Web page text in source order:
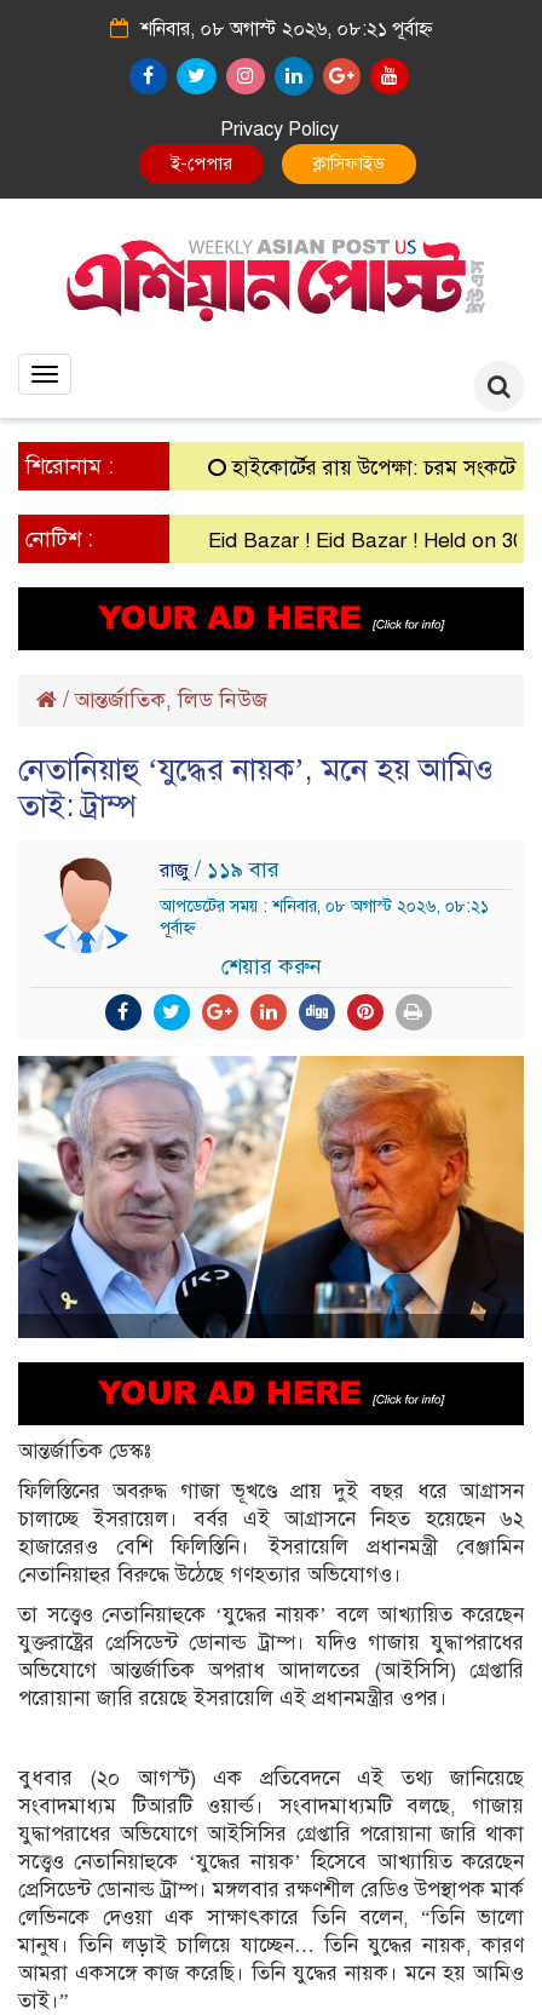
শনিবার, ০৮ অগাস্ট ২০২৬, ০৮:২১ পূর্বাহ্ন
Privacy Policy
E-Paper Classified
Toggle
শিরোনাম : হাইকোর্টের রায় উপেক্ষা: চরম সংকটে গ্রামীণ
নোটিশ : Eid Bazar ! Eid Bazar ! Held on 30th
/আন্তর্জাতিক,লিড নিউজ
নেতানিয়াহু ‘যুদ্ধের নায়ক’, মনে হয় আমিও
তাই: ট্রাম্প
রাজু / ১১৯ বার
আপডেটের সময় : শনিবার, ০৮ অগাস্ট ২০২৬, ০৮:২১
পূর্বাহ্ন
শেয়ার করুন
আন্তর্জাতিক ডেস্কঃ
ফিলিস্তিনের অবরুদ্ধ গাজা ভূখণ্ডে প্রায় দুই বছর ধরে আগ্রাসন
চালাচ্ছে ইসরায়েল। বর্বর এই আগ্রাসনে নিহত হয়েছেন ৬২
হাজারেরও বেশি ফিলিস্তিনি। ইসরায়েলি প্রধানমন্ত্রী বেঞ্জামিন
নেতানিয়াহুর বিরুদ্ধে উঠেছে গণহত্যার অভিযোগও।
তা সত্ত্বেও নেতানিয়াহুকে ‘যুদ্ধের নায়ক’ বলে আখ্যায়িত করেছেন
যুক্তরাষ্ট্রের প্রেসিডেন্ট ডোনাল্ড ট্রাম্প। যদিও গাজায় যুদ্ধাপরাধের
অভিযোগে আন্তর্জাতিক অপরাধ আদালতের (আইসিসি) গ্রেপ্তারি
পরোয়ানা জারি রয়েছে ইসরায়েলি এই প্রধানমন্ত্রীর ওপর।
বুধবার (২০ আগস্ট) এক প্রতিবেদনে এই তথ্য জানিয়েছে
সংবাদমাধ্যম টিআরটি ওয়ার্ল্ড। সংবাদমাধ্যমটি বলছে, গাজায়
যুদ্ধাপরাধের অভিযোগে আইসিসির গ্রেপ্তারি পরোয়ানা জারি থাকা
সত্ত্বেও নেতানিয়াহুকে ‘যুদ্ধের নায়ক’ হিসেবে আখ্যায়িত করেছেন
প্রেসিডেন্ট ডোনাল্ড ট্রাম্প। মঙ্গলবার রক্ষণশীল রেডিও উপস্থাপক মার্ক
লেভিনকে দেওয়া এক সাক্ষাৎকারে তিনি বলেন, “তিনি ভালো
মানুষ। তিনি লড়াই চালিয়ে যাচ্ছেন… তিনি যুদ্ধের নায়ক, কারণ
আমরা একসঙ্গে কাজ করেছি। তিনি যুদ্ধের নায়ক। মনে হয় আমিও
তাই।”